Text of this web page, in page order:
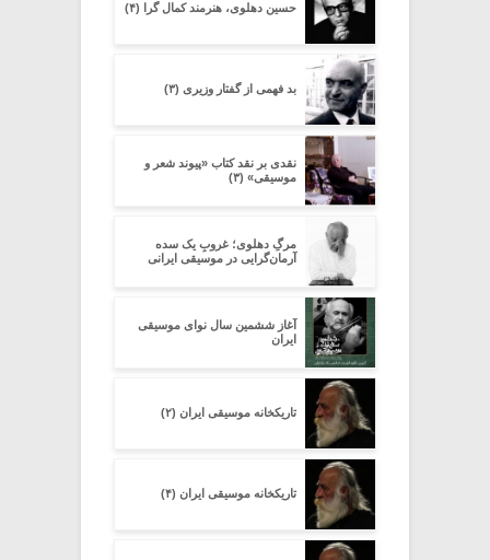
حسین دهلوی، هنرمند کمال گرا (۴)
بد فهمی از گفتار وزیری (۳)
نقدی بر نقد کتاب «پیوند شعر و
موسیقی» (۳)
مرگِ دهلوی؛ غروبِ یک سده
آرمان‌گرایی در موسیقی ایرانی
آغاز ششمین سال نوای موسیقی
ایران
تاریکخانه موسیقی ایران (۲)
تاریکخانه موسیقی ایران (۴)